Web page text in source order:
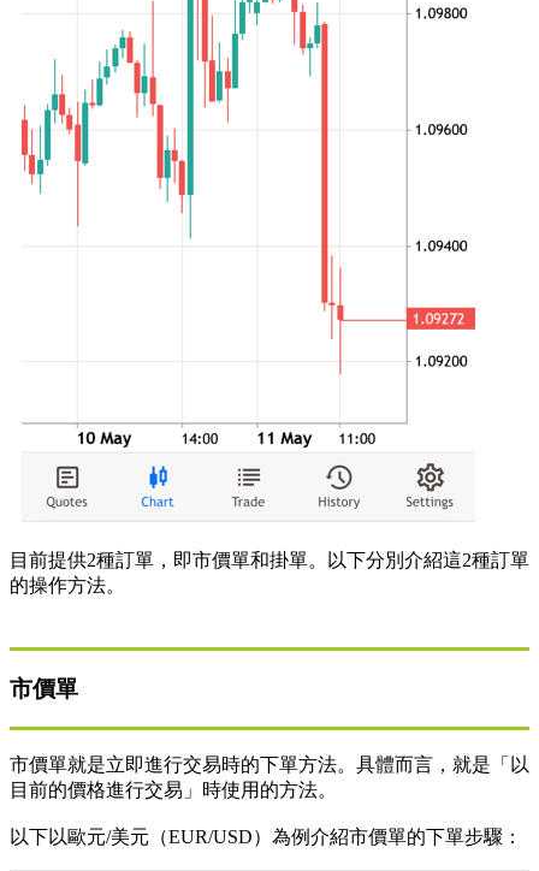
目前提供2種訂單，即市價單和掛單。以下分別介紹這2種訂單
的操作方法。
市價單
市價單就是立即進行交易時的下單方法。具體而言，就是「以
目前的價格進行交易」時使用的方法。
以下以歐元/美元（EUR/USD）為例介紹市價單的下單步驟：